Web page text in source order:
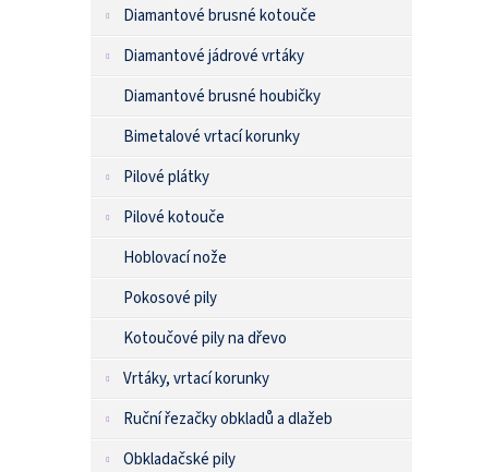
Diamantové brusné kotouče
Diamantové jádrové vrtáky
Diamantové brusné houbičky
Bimetalové vrtací korunky
Pilové plátky
Pilové kotouče
Hoblovací nože
Pokosové pily
Kotoučové pily na dřevo
Vrtáky, vrtací korunky
Ruční řezačky obkladů a dlažeb
Obkladačské pily